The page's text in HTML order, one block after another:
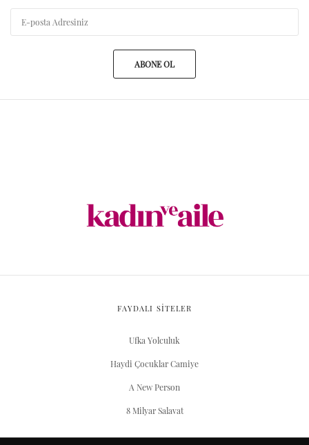
ABONE OL
FAYDALI SİTELER
Ufka Yolculuk
Haydi Çocuklar Camiye
A New Person
8 Milyar Salavat